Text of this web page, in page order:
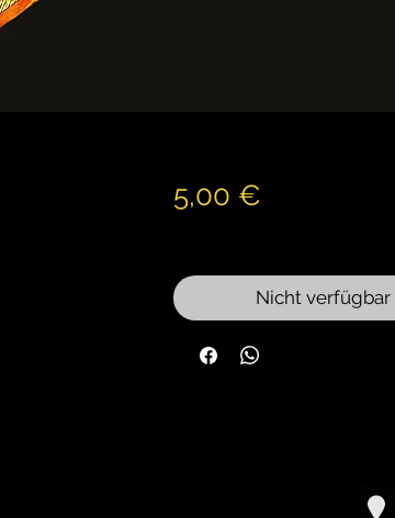
5,00 €Preis
Nicht verfügbar